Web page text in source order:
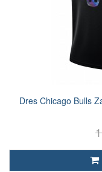
Dres Chicago Bulls